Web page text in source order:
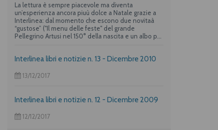
La lettura è sempre piacevole ma diventa
un’esperienza ancora piuù dolce a Natale grazie a
Interlinea: dal momento che escono due novitaà
“gustose” ("Il menu delle feste" del grande
Pellegrino Artusi nel 150° della nascita e un albo per
Vivarelli) la casa editrice propone una deliziosa
Interlinea libri e notizie n. 13 - Dicembre 2010
13/12/2017
Interlinea libri e notizie n. 12 - Dicembre 2009
12/12/2017